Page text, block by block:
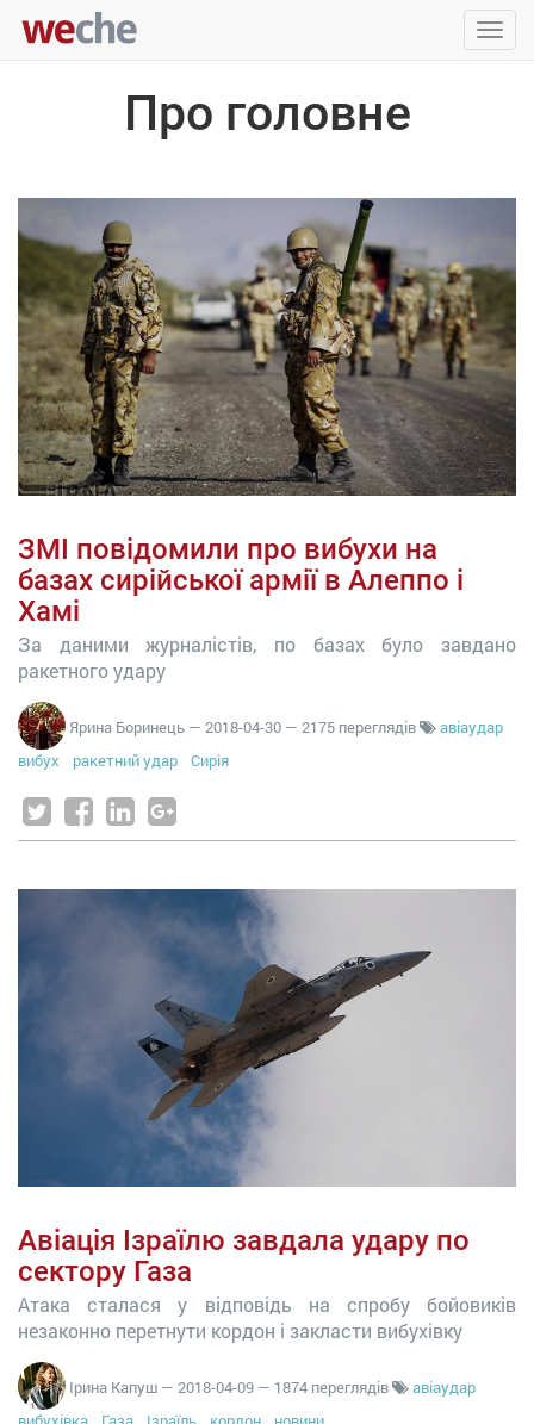
Про головне
ЗМІ повідомили про вибухи на
базах сирійської армії в Алеппо і
Хамі
За даними журналістів, по базах було завдано
ракетного удару
Ярина Боринець — 2018-04-30 — 2175 переглядів
авіаудар
вибух
ракетний удар Сирія
Авіація Ізраїлю завдала удару по
сектору Газа
Атака сталася у відповідь на спробу бойовиків
незаконно перетнути кордон і закласти вибухівку
Ірина Капуш — 2018-04-09 — 1874 переглядів
авіаудар